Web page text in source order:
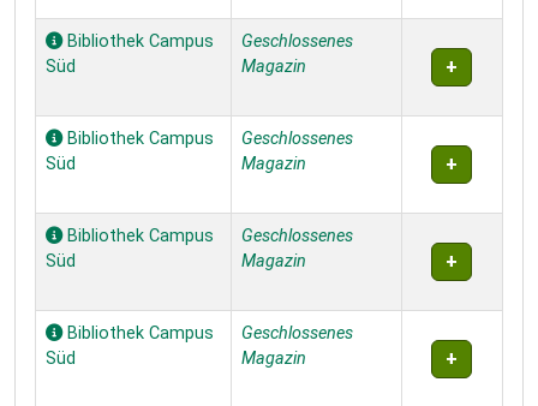
Bibliothek Campus
Süd
Geschlossenes
Magazin
Bibliothek Campus
Süd
Geschlossenes
Magazin
Bibliothek Campus
Süd
Geschlossenes
Magazin
Bibliothek Campus
Süd
Geschlossenes
Magazin